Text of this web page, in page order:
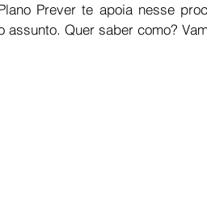
Prever te apoia nesse
assunto. Quer saber como?